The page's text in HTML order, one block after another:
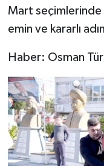
Mart
emin ve kararlı
Haber: Osman